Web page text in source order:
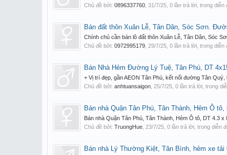
Chủ đề bởi: 0896337760 31/7/25 , 0 lần trả lời, trong diễn
Bán đất thôn Xuân Lễ, Tân Dân, Sóc Sơn.
Chính chủ cần bán lô đất thôn Xuân Lễ, Tân Dân, Sóc
Chủ đề bởi: 0972995179 29/7/25 , 0 lần trả lời, trong diễn
Bán Nhà Hẻm Đường Lý Tuệ, Tân Phú, DT
+ Vị trí đẹp, gần AEON Tân Phú, kết nối đường Tân
Chủ đề bởi: anhtuansaigon 25/7/25 , 0 lần trả lời, trong
Bán nhà Quận Tân Phú, Tân Thành, Hẻm Ô
Bán nhà Quận Tân Phú, Tân Thành, Hẻm Ô tô, DT 4.3
Chủ đề bởi: TruongHue 23/7/25 , 0 lần trả lời, trong diễn
Bán nhà Lý Thường Kiệt, Tân Bình, hẻm xe